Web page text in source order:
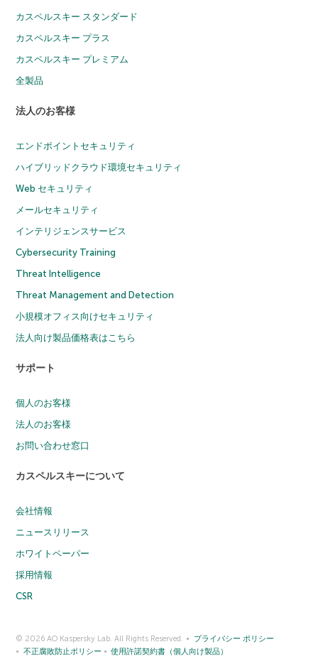
カスペルスキー スタンダード
カスペルスキー プラス
カスペルスキー プレミアム
全製品
法人のお客様
エンドポイントセキュリティ
ハイブリッドクラウド環境セキュリティ
Web セキュリティ
メールセキュリティ
インテリジェンスサービス
Cybersecurity Training
Threat Intelligence
Threat Management and Detection
小規模オフィス向けセキュリティ
法人向け製品価格表はこちら
サポート
個人のお客様
法人のお客様
お問い合わせ窓口
カスペルスキーについて
会社情報
ニュースリリース
ホワイトペーパー
採用情報
CSR
© 2026 AO Kaspersky Lab. All Rights Reserved.
プライバシー ポリシー
不正腐敗防止ポリシー
使用許諾契約書（個人向け製品）